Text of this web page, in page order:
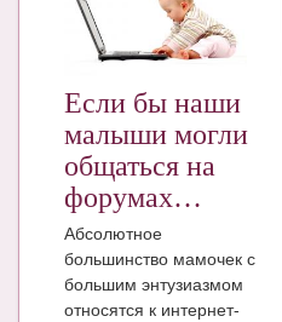
Если бы наши
малыши могли
общаться на
форумах…
Абсолютное
большинство мамочек с
большим энтузиазмом
относятся к интернет-